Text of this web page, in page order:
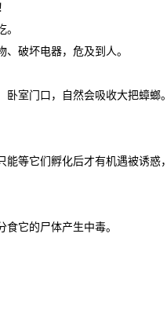
破坏电器，危及到人。
室门口，自然会吸收大把蟑螂。
等它们孵化后才有机遇被诱惑
它的尸体产生中毒。